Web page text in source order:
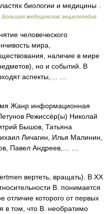
биологии и медицины .
Большая медицинская энциклопедия
человеческого
мира,
наличие в мире
но и событий. В
аспекты,… …
Жанр информационная
Режиссёр(ы) Николай
Бышов, Татьяна
Личагин, Илья Малинин,
Павел Андреев,… …
вертеть, вращать). В ХХ
В. понимается
отличие которого от первых
в том, что В. необратимо